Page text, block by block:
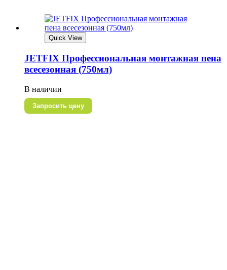
Quick View
JETFIX Профессиональная монтажная пена
всесезонная (750мл)
В наличии
Запросить цену